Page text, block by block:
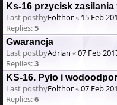
Ks-16 przycisk zasilania
Last postbyFolthor« 15 Feb
Replies:5
Gwarancja
Last postbyAdrian «07 Feb
Replies:3
KS-16. Pyło i
Last postbyFolthor«07 Feb
Replies:6